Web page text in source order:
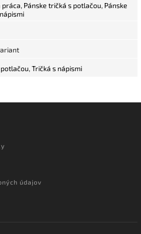
práca, Pánske tričká s potlačou, Pánske
, Tričká s nápismi
údajov